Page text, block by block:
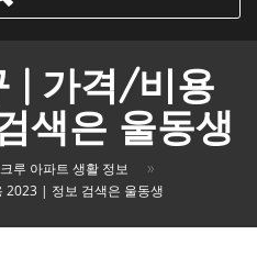
| 가격/비용
색은 울동생
루 아파트 생활 정보 »
2023 | 정보 검색은 울동생